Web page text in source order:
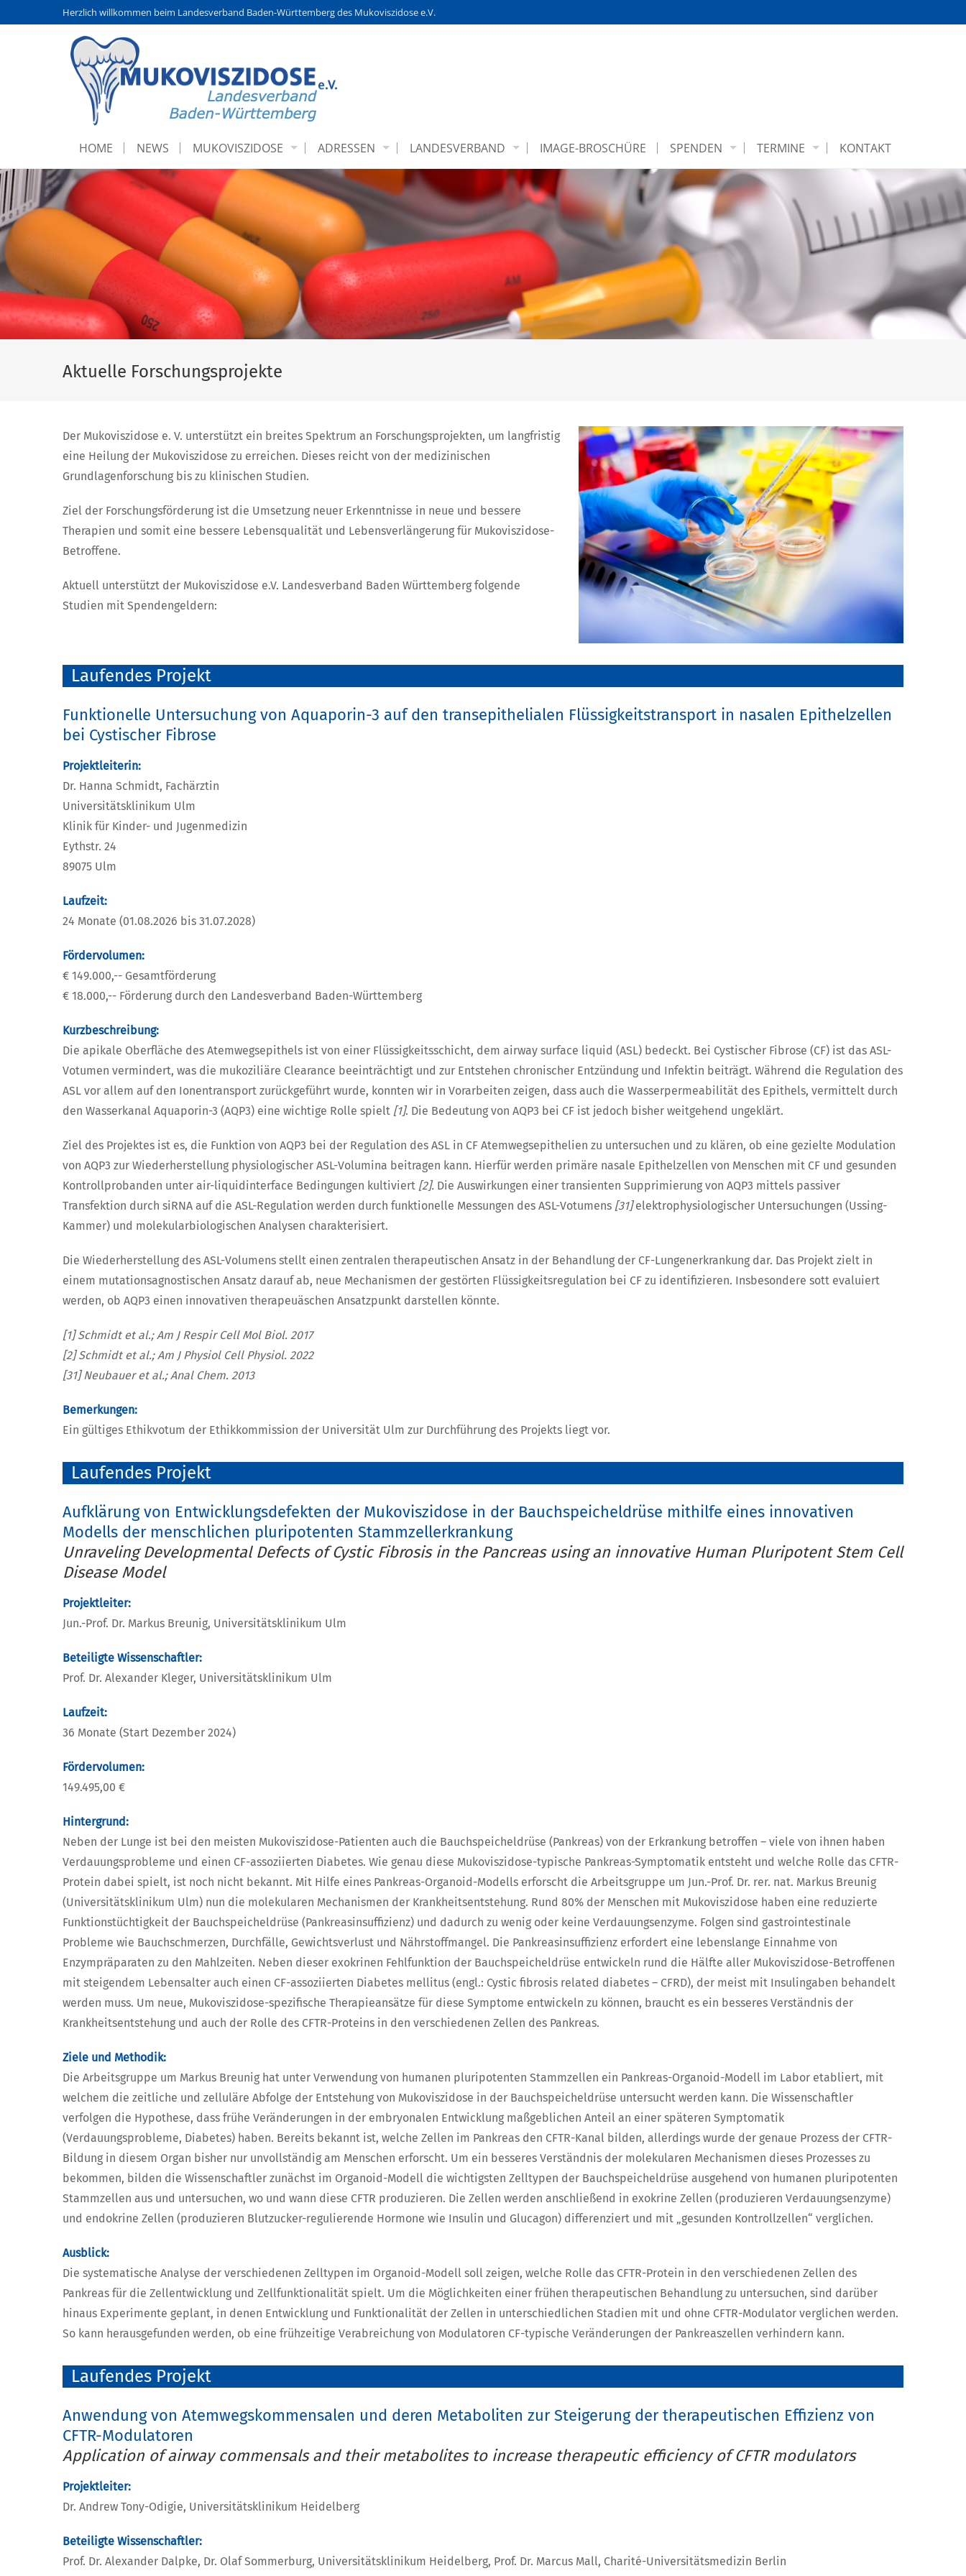
Herzlich willkommen beim Landesverband Baden-Württemberg des Mukoviszidose e.V.
HOME NEWS MUKOVISZIDOSE ADRESSEN LANDESVERBAND IMAGE-BROSCHÜRE SPENDEN TERMINE KONTAKT
Aktuelle Forschungsprojekte
Der Mukoviszidose e. V. unterstützt ein breites Spektrum an Forschungsprojekten, um langfristig
eine Heilung der Mukoviszidose zu erreichen. Dieses reicht von der medizinischen
Grundlagenforschung bis zu klinischen Studien.
Ziel der Forschungsförderung ist die Umsetzung neuer Erkenntnisse in neue und bessere
Therapien und somit eine bessere Lebensqualität und Lebensverlängerung für Mukoviszidose-
Betroffene.
Aktuell unterstützt der Mukoviszidose e.V. Landesverband Baden Württemberg folgende
Studien mit Spendengeldern:
Laufendes Projekt
Funktionelle Untersuchung von Aquaporin-3 auf den transepithelialen Flüssigkeitstransport in nasalen Epithelzellen
bei Cystischer Fibrose
Projektleiterin:
Dr. Hanna Schmidt, Fachärztin
Universitätsklinikum Ulm
Klinik für Kinder- und Jugenmedizin
Eythstr. 24
89075 Ulm
Laufzeit:
24 Monate (01.08.2026 bis 31.07.2028)
Fördervolumen:
€ 149.000,-- Gesamtförderung
€ 18.000,-- Förderung durch den Landesverband Baden-Württemberg
Kurzbeschreibung:
Die apikale Oberfläche des Atemwegsepithels ist von einer Flüssigkeitsschicht, dem airway surface liquid (ASL) bedeckt. Bei Cystischer Fibrose (CF) ist das ASL-
Votumen vermindert, was die mukoziliäre Clearance beeinträchtigt und zur Entstehen chronischer Entzündung und Infektin beiträgt. Während die Regulation des
ASL vor allem auf den Ionentransport zurückgeführt wurde, konnten wir in Vorarbeiten zeigen, dass auch die Wasserpermeabilität des Epithels, vermittelt durch
den Wasserkanal Aquaporin-3 (AQP3) eine wichtige Rolle spielt [1]. Die Bedeutung von AQP3 bei CF ist jedoch bisher weitgehend ungeklärt.
Ziel des Projektes ist es, die Funktion von AQP3 bei der Regulation des ASL in CF Atemwegsepithelien zu untersuchen und zu klären, ob eine gezielte Modulation
von AQP3 zur Wiederherstellung physiologischer ASL-Volumina beitragen kann. Hierfür werden primäre nasale Epithelzellen von Menschen mit CF und gesunden
Kontrollprobanden unter air-liquidinterface Bedingungen kultiviert [2]. Die Auswirkungen einer transienten Supprimierung von AQP3 mittels passiver
Transfektion durch siRNA auf die ASL-Regulation werden durch funktionelle Messungen des ASL-Votumens [31]elektrophysiologischer Untersuchungen (Ussing-
Kammer) und molekularbiologischen Analysen charakterisiert.
Die Wiederherstellung des ASL-Volumens stellt einen zentralen therapeutischen Ansatz in der Behandlung der CF-Lungenerkrankung dar. Das Projekt zielt in
einem mutationsagnostischen Ansatz darauf ab, neue Mechanismen der gestörten Flüssigkeitsregulation bei CF zu identifizieren. Insbesondere sott evaluiert
werden, ob AQP3 einen innovativen therapeuäschen Ansatzpunkt darstellen könnte.
[1] Schmidt et al.; Am J Respir Cell Mol Biol. 2017
[2] Schmidt et al.; Am J Physiol Cell Physiol. 2022
[31] Neubauer et al.; Anal Chem. 2013
Bemerkungen:
Ein gültiges Ethikvotum der Ethikkommission der Universität Ulm zur Durchführung des Projekts liegt vor.
Laufendes Projekt
Aufklärung von Entwicklungsdefekten der Mukoviszidose in der Bauchspeicheldrüse mithilfe eines innovativen
Modells der menschlichen pluripotenten Stammzellerkrankung
Unraveling Developmental Defects of Cystic Fibrosis in the Pancreas using an innovative Human Pluripotent Stem Cell
Disease Model
Projektleiter:
Jun.-Prof. Dr. Markus Breunig, Universitätsklinikum Ulm
Beteiligte Wissenschaftler:
Prof. Dr. Alexander Kleger, Universitätsklinikum Ulm
Laufzeit:
36 Monate (Start Dezember 2024)
Fördervolumen:
149.495,00 €
Hintergrund:
Neben der Lunge ist bei den meisten Mukoviszidose-Patienten auch die Bauchspeicheldrüse (Pankreas) von der Erkrankung betroffen – viele von ihnen haben
Verdauungsprobleme und einen CF-assoziierten Diabetes. Wie genau diese Mukoviszidose-typische Pankreas-Symptomatik entsteht und welche Rolle das CFTR-
Protein dabei spielt, ist noch nicht bekannt. Mit Hilfe eines Pankreas-Organoid-Modells erforscht die Arbeitsgruppe um Jun.-Prof. Dr. rer. nat. Markus Breunig
(Universitätsklinikum Ulm) nun die molekularen Mechanismen der Krankheitsentstehung. Rund 80% der Menschen mit Mukoviszidose haben eine reduzierte
Funktionstüchtigkeit der Bauchspeicheldrüse (Pankreasinsuffizienz) und dadurch zu wenig oder keine Verdauungsenzyme. Folgen sind gastrointestinale
Probleme wie Bauchschmerzen, Durchfälle, Gewichtsverlust und Nährstoffmangel. Die Pankreasinsuffizienz erfordert eine lebenslange Einnahme von
Enzympräparaten zu den Mahlzeiten. Neben dieser exokrinen Fehlfunktion der Bauchspeicheldrüse entwickeln rund die Hälfte aller Mukoviszidose-Betroffenen
mit steigendem Lebensalter auch einen CF-assoziierten Diabetes mellitus (engl.: Cystic fibrosis related diabetes – CFRD), der meist mit Insulingaben behandelt
werden muss. Um neue, Mukoviszidose-spezifische Therapieansätze für diese Symptome entwickeln zu können, braucht es ein besseres Verständnis der
Krankheitsentstehung und auch der Rolle des CFTR-Proteins in den verschiedenen Zellen des Pankreas.
Ziele und Methodik:
Die Arbeitsgruppe um Markus Breunig hat unter Verwendung von humanen pluripotenten Stammzellen ein Pankreas-Organoid-Modell im Labor etabliert, mit
welchem die zeitliche und zelluläre Abfolge der Entstehung von Mukoviszidose in der Bauchspeicheldrüse untersucht werden kann. Die Wissenschaftler
verfolgen die Hypothese, dass frühe Veränderungen in der embryonalen Entwicklung maßgeblichen Anteil an einer späteren Symptomatik
(Verdauungsprobleme, Diabetes) haben. Bereits bekannt ist, welche Zellen im Pankreas den CFTR-Kanal bilden, allerdings wurde der genaue Prozess der CFTR-
Bildung in diesem Organ bisher nur unvollständig am Menschen erforscht. Um ein besseres Verständnis der molekularen Mechanismen dieses Prozesses zu
bekommen, bilden die Wissenschaftler zunächst im Organoid-Modell die wichtigsten Zelltypen der Bauchspeicheldrüse ausgehend von humanen pluripotenten
Stammzellen aus und untersuchen, wo und wann diese CFTR produzieren. Die Zellen werden anschließend in exokrine Zellen (produzieren Verdauungsenzyme)
und endokrine Zellen (produzieren Blutzucker-regulierende Hormone wie Insulin und Glucagon) differenziert und mit „gesunden Kontrollzellen“ verglichen.
Ausblick:
Die systematische Analyse der verschiedenen Zelltypen im Organoid-Modell soll zeigen, welche Rolle das CFTR-Protein in den verschiedenen Zellen des
Pankreas für die Zellentwicklung und Zellfunktionalität spielt. Um die Möglichkeiten einer frühen therapeutischen Behandlung zu untersuchen, sind darüber
hinaus Experimente geplant, in denen Entwicklung und Funktionalität der Zellen in unterschiedlichen Stadien mit und ohne CFTR-Modulator verglichen werden.
So kann herausgefunden werden, ob eine frühzeitige Verabreichung von Modulatoren CF-typische Veränderungen der Pankreaszellen verhindern kann.
Laufendes Projekt
Anwendung von Atemwegskommensalen und deren Metaboliten zur Steigerung der therapeutischen Effizienz von
CFTR-Modulatoren
Application of airway commensals and their metabolites to increase therapeutic efficiency of CFTR modulators
Projektleiter:
Dr. Andrew Tony-Odigie, Universitätsklinikum Heidelberg
Beteiligte Wissenschaftler:
Prof. Dr. Alexander Dalpke, Dr. Olaf Sommerburg, Universitätsklinikum Heidelberg, Prof. Dr. Marcus Mall, Charité-Universitätsmedizin Berlin